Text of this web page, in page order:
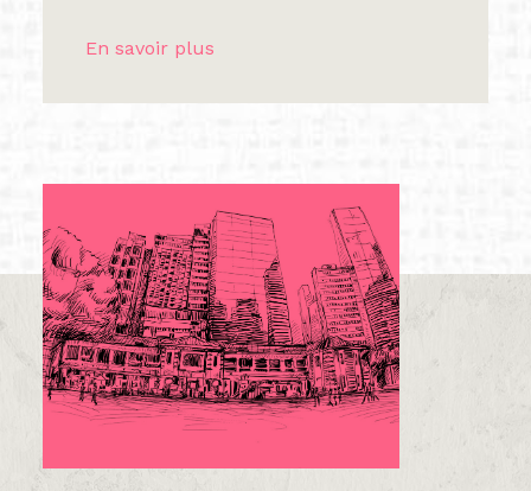
En savoir plus